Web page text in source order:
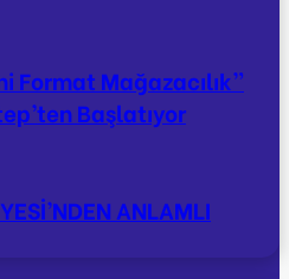
Format Mağazacılık”
Başlatıyor
ANLAMLI